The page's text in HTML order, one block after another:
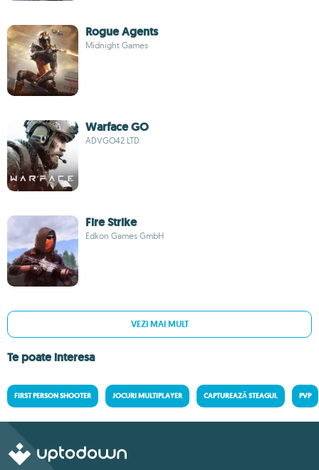
Rogue Agents
Midnight Games
Warface GO
ADVGO42 LTD
Fire Strike
Edkon Games GmbH
VEZI MAI MULT
Te poate interesa
FIRST PERSON SHOOTER JOCURI MULTIPLAYER CAPTUREAZĂ STEAGUL PVP